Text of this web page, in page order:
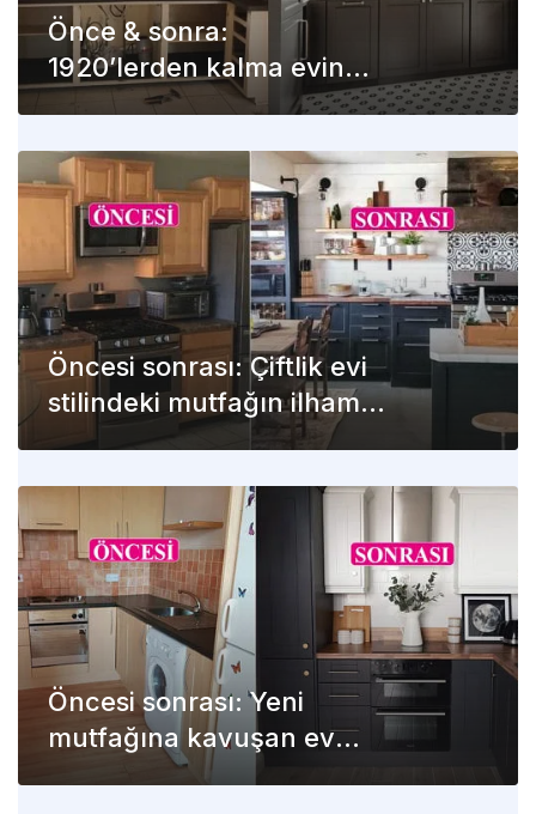
Önce & sonra:
1920’lerden kalma evin
mutfağında modern
Öncesi sonrası: Çiftlik evi
stilindeki mutfağın ilham
verici değişimi
Öncesi sonrası: Yeni
mutfağına kavuşan ev
sahibi artık mutlu